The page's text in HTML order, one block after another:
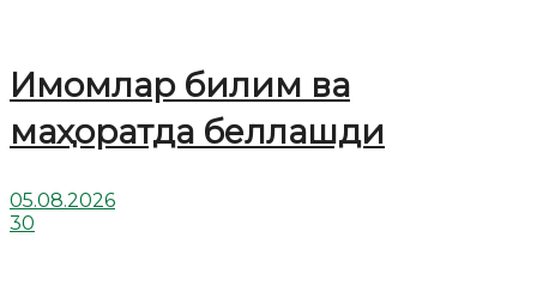
Имомлар билим ва
маҳоратда беллашди
05.08.2026
30